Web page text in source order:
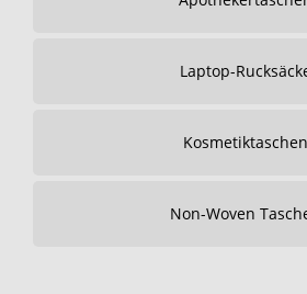
Laptop-
Kosmetiktaschen
Non-Woven